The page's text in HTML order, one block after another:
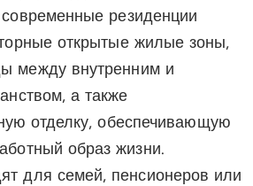
резиденции
открытые жилые зоны,
между внутренним и
а также
отделку, обеспечивающую
образ жизни.
для семей, пенсионеров или